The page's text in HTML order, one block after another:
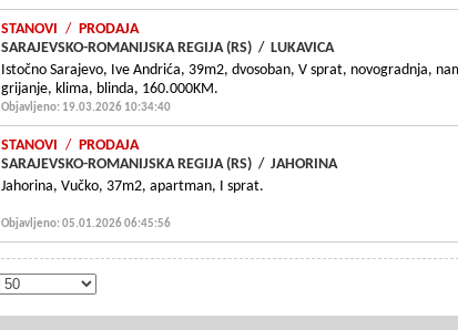
STANOVI / PRODAJA
SARAJEVSKO-ROMANIJSKA REGIJA (RS) / LUKAVICA
Istočno Sarajevo, Ive Andrića, 39m2, dvosoban, V sprat, novogradnja,
grijanje, klima, blinda, 160.000KM.
Objavljeno: 19.03.2026 10:34:40
STANOVI / PRODAJA
SARAJEVSKO-ROMANIJSKA REGIJA (RS) / JAHORINA
Jahorina, Vučko, 37m2, apartman, I sprat.
Objavljeno: 05.01.2026 06:45:56